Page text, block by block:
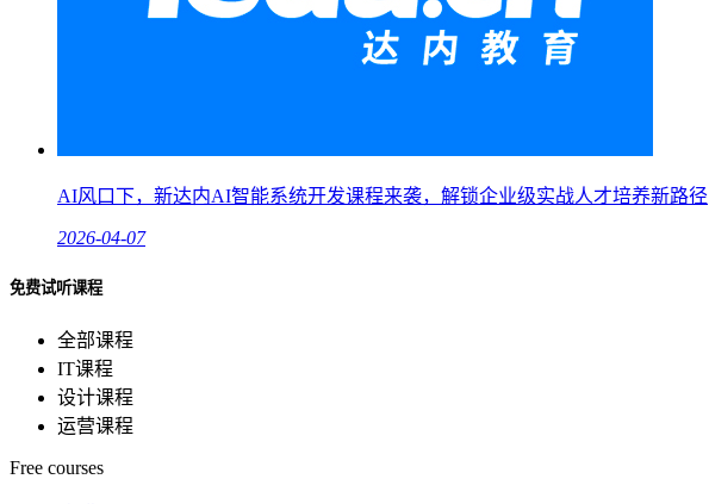
AI风口下，新达内AI智能系统开发课程来袭，解锁企业级实战人才培养新路径
2026-04-07
免费试听课程
全部课程
IT课程
设计课程
运营课程
Free courses